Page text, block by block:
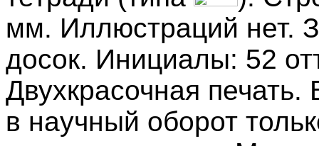
мм. Иллюстраций нет.
досок. Инициалы: 52
Двухкрасочная печать.
в научный оборот